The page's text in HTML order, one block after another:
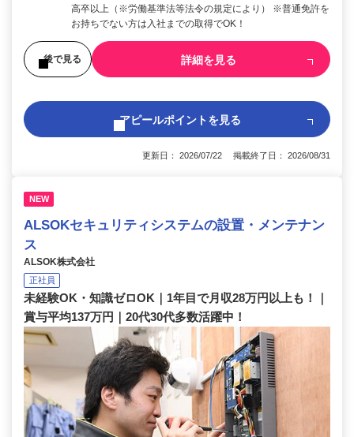
高卒以上（※労働基準法等法令の規定により） ※普通免許を
お持ちでない方は入社までの取得でOK！
後で見る 詳細を見る
アピールポイントを見る
更新日： 2026/07/22 掲載終了日： 2026/08/31
NEW
ALSOKセキュリティシステムの設置・メンテナン
ス
ALSOK株式会社
正社員
未経験OK・知識ゼロOK｜1年目で月収28万円以上も！｜
賞与平均137万円｜20代30代多数活躍中！